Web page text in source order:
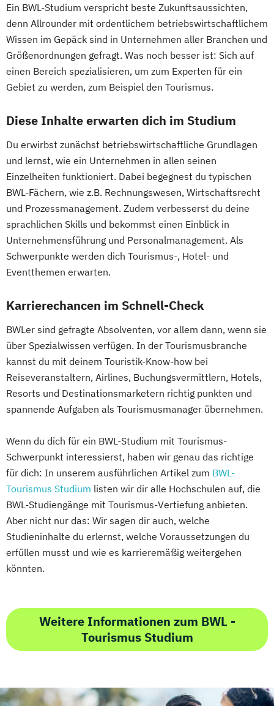
Ein BWL-Studium verspricht beste Zukunftsaussichten,
denn Allrounder mit ordentlichem betriebswirtschaftlichem
Wissen im Gepäck sind in Unternehmen aller Branchen und
Größenordnungen gefragt. Was noch besser ist: Sich auf
einen Bereich spezialisieren, um zum Experten für ein
Gebiet zu werden, zum Beispiel den Tourismus.
Diese Inhalte erwarten dich im Studium
Du erwirbst zunächst betriebswirtschaftliche Grundlagen
und lernst, wie ein Unternehmen in allen seinen
Einzelheiten funktioniert. Dabei begegnest du typischen
BWL-Fächern, wie z.B. Rechnungswesen, Wirtschaftsrecht
und Prozessmanagement. Zudem verbesserst du deine
sprachlichen Skills und bekommst einen Einblick in
Unternehmensführung und Personalmanagement. Als
Schwerpunkte werden dich Tourismus-, Hotel- und
Eventthemen erwarten.
Karrierechancen im Schnell-Check
BWLer sind gefragte Absolventen, vor allem dann, wenn sie
über Spezialwissen verfügen. In der Tourismusbranche
kannst du mit deinem Touristik-Know-how bei
Reiseveranstaltern, Airlines, Buchungsvermittlern, Hotels,
Resorts und Destinationsmarketern richtig punkten und
spannende Aufgaben als Tourismusmanager übernehmen.
Wenn du dich für ein BWL-Studium mit Tourismus-
Schwerpunkt interessierst, haben wir genau das richtige
für dich: In unserem ausführlichen Artikel zum BWL-
Tourismus Studium listen wir dir alle Hochschulen auf, die
BWL-Studiengänge mit Tourismus-Vertiefung anbieten.
Aber nicht nur das: Wir sagen dir auch, welche
Studieninhalte du erlernst, welche Voraussetzungen du
erfüllen musst und wie es karrieremäßig weitergehen
könnten.
Weitere Informationen zum BWL -
Tourismus Studium